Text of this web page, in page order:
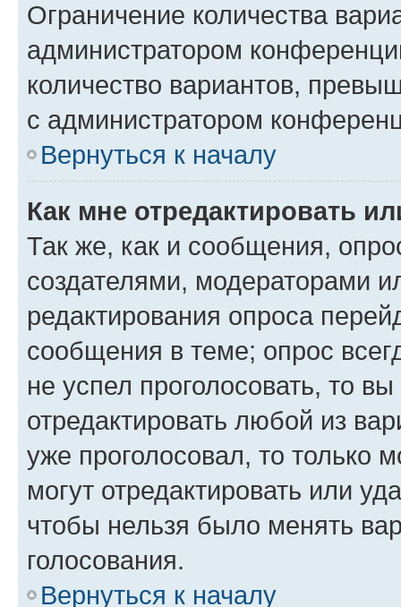
Ограничение количества
администратором
количество вариантов,
с администратором
Вернуться к началу
Как мне отредактировать
Так же, как и сообщения,
создателями, модераторами
редактирования опроса
сообщения в теме; опрос
не успел проголосовать, то
отредактировать любой из
уже проголосовал, то только
могут отредактировать или
чтобы нельзя было менять
голосования.
Вернуться к началу